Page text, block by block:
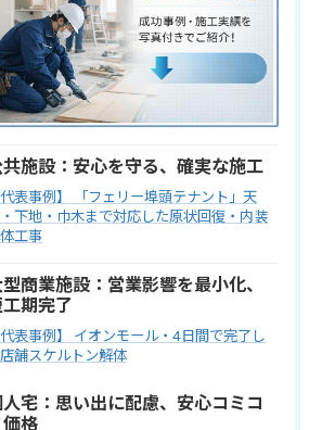
共施設：安心を守る、確実な施工
代表事例】 「フェリー埠頭テナント」天
下地・巾木まで対応した原状回復・内装
工事
型商業施設：営業影響を最小化、
期完了
代表事例】 イオンモール・4日間で完了し
舗スケルトン解体
宅：思い出に配慮、安心コミコ
価格